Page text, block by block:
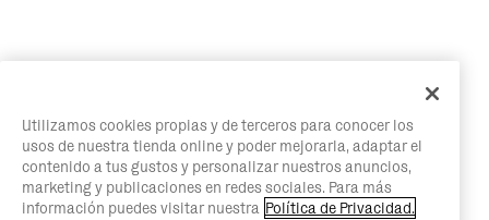
Utilizamos cookies propias y de terceros para conocer los
usos de nuestra tienda online y poder mejorarla, adaptar el
contenido a tus gustos y personalizar nuestros anuncios,
marketing y publicaciones en redes sociales. Para más
información puedes visitar nuestra Política de Privacidad.